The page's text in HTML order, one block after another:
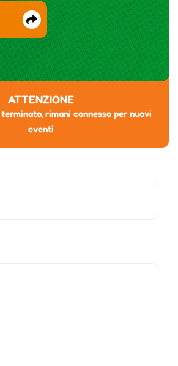
ATTENZIONE
rimani connesso per nuovi
eventi